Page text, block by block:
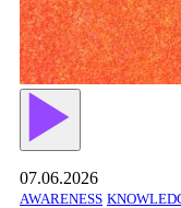
07.06.2026
AWARENESS